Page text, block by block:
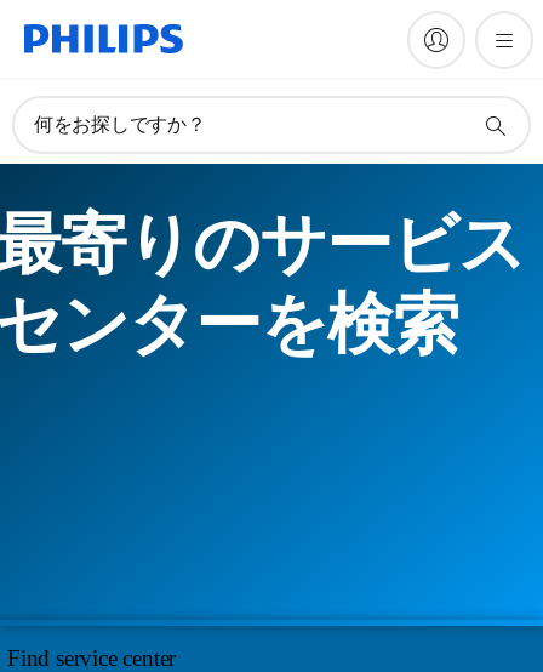
何をお探しですか？
寄りのサービス
ンターを検索
Find service center